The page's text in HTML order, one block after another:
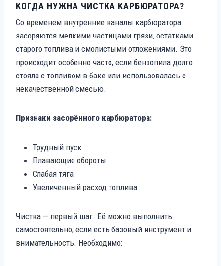
КОГДА НУЖНА ЧИСТКА КАРБЮРАТОРА?
Со временем внутренние каналы карбюратора
засоряются мелкими частицами грязи, остатками
старого топлива и смолистыми отложениями. Это
происходит особенно часто, если бензопила долго
стояла с топливом в баке или использовалась с
некачественной смесью.
Признаки засорённого карбюратора:
Трудный пуск
Плавающие обороты
Слабая тяга
Увеличенный расход топлива
Чистка — первый шаг. Её можно выполнить
самостоятельно, если есть базовый инструмент и
внимательность. Необходимо: